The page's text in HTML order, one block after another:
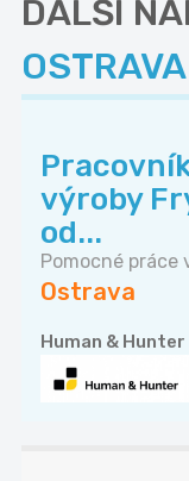
DALŠÍ
OSTRAVA
výroby
od...
Pomocné práce
Ostrava
Human & Hunter